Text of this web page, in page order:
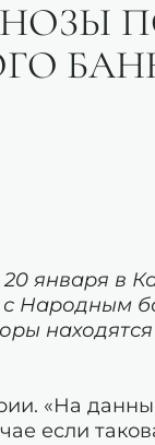
января в
с Народным
«На
если